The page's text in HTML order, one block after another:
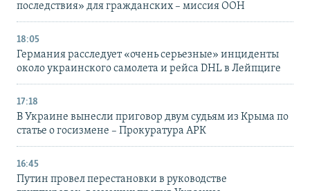
последствия» для гражданских – миссия ООН
18:05
Германия расследует «очень серьезные» инциденты
около украинского самолета и рейса DHL в Лейпциге
17:18
В Украине вынесли приговор двум судьям из Крыма по
статье о госизмене – Прокуратура АРК
16:45
Путин провел перестановки в руководстве